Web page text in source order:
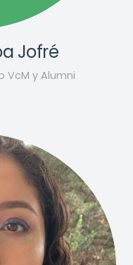
Jofré
VcM y Alumni